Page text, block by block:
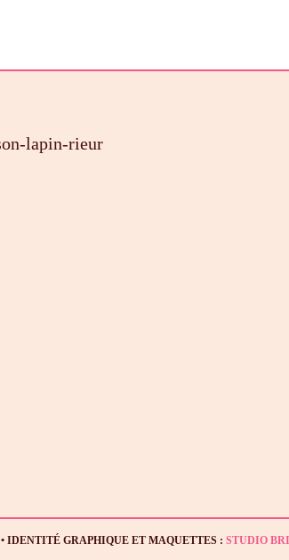
• IDENTITÉ GRAPHIQUE ET MAQUETTES : STUDIO